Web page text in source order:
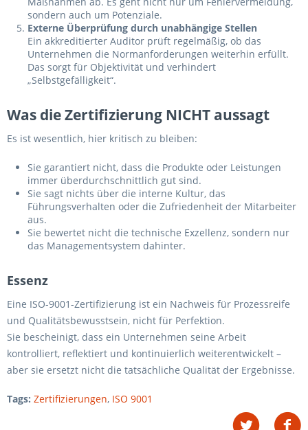
sondern auch um Potenziale.
Externe Überprüfung durch unabhängige Stellen
Ein akkreditierter Auditor prüft regelmäßig, ob das
Unternehmen die Normanforderungen weiterhin erfüllt.
Das sorgt für Objektivität und verhindert
„Selbstgefälligkeit“.
Was die Zertifizierung NICHT aussagt
Es ist wesentlich, hier kritisch zu bleiben:
Sie garantiert nicht, dass die Produkte oder Leistungen
immer überdurchschnittlich gut sind.
Sie sagt nichts über die interne Kultur, das
Führungsverhalten oder die Zufriedenheit der Mitarbeiter
aus.
Sie bewertet nicht die technische Exzellenz, sondern nur
das Managementsystem dahinter.
Essenz
Eine ISO-9001-Zertifizierung ist ein Nachweis für Prozessreife
und Qualitätsbewusstsein, nicht für Perfektion.
Sie bescheinigt, dass ein Unternehmen seine Arbeit
kontrolliert, reflektiert und kontinuierlich weiterentwickelt –
aber sie ersetzt nicht die tatsächliche Qualität der Ergebnisse.
Tags: Zertifizierungen, ISO 9001